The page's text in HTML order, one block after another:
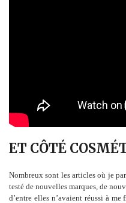
ET CÔTÉ
Nombreux sont les articles où je
testé de nouvelles marques, de
d’entre elles n’avaient réussi à